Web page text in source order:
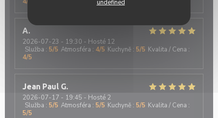
undefined
A
2026-07-23 - 19:30 - Hosté 12
Služba : 5/5 Atmosféra : 4/5 Kuchyně : 5/5 Kvalita / Cena :
4/5
Jean Paul G
2026-07-17 - 19:45 - Hosté 2
Služba : 5/5 Atmosféra : 5/5 Kuchyně : 5/5 Kvalita / Cena :
5/5